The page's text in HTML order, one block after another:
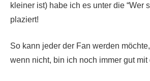
kleiner ist) habe ich es unter die “Wer
plaziert!
So kann jeder der Fan werden
wenn nicht, bin ich noch immer gut